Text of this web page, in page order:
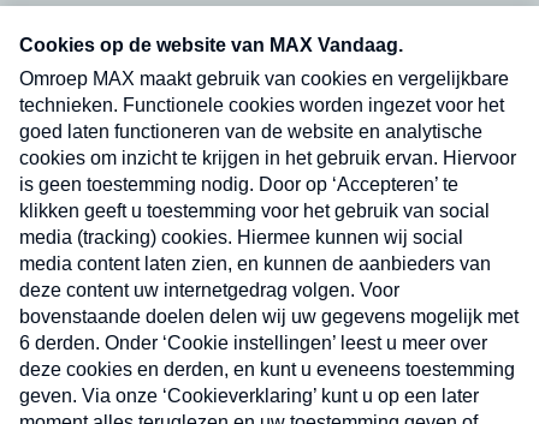
Neem hier een gratis abonnement op onze
nieuwsbrief. Elke vrijdag- en dinsdagochtend in
uw mailbox.
Verzend
Nieuwsbrief
Neem hier een gratis abonnement op onze